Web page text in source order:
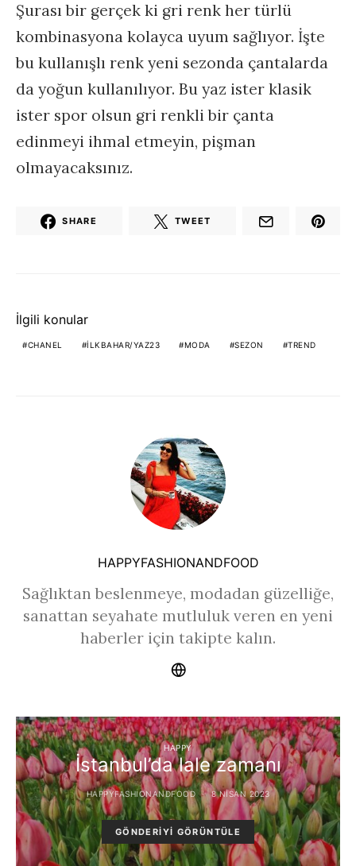
Şurası bir gerçek ki gri renk her türlü
kombinasyona kolayca uyum sağlıyor. İşte
bu kullanışlı renk yeni sezonda çantalarda
da yoğun kullanılıyor. Bu yaz ister klasik
ister spor olsun gri renkli bir çanta
edinmeyi ihmal etmeyin, pişman
olmayacaksınız.
SHARE TWEET
İlgili konular
CHANEL ILKBAHAR/YAZ23 MODA SEZON TREND
HAPPYFASHIONANDFOOD
Sağlıktan beslenmeye, modadan güzelliğe,
sanattan seyahate mutluluk veren en yeni
haberler için takipte kalın.
HAPPY
İstanbul’da lale zamanı
HAPPYFASHIONANDFOOD 8 NISAN 2023
GÖNDERIYI GÖRÜNTÜLE